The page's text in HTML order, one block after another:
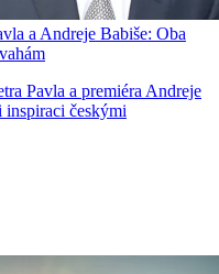
a Andreje Babiše: Oba
Pavla a premiéra Andreje
českými